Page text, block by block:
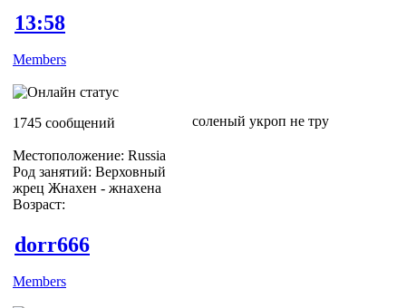
13:58
Members
1745 сообщений
Местоположение: Russia
Род занятий: Верховный
жрец Жнахен - жнахена
Возраст:
соленый укроп не тру
dorr666
Members